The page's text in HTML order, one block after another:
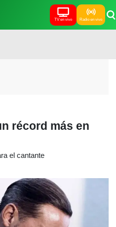
TV en vivo Radio en vivo
récord más en
el cantante